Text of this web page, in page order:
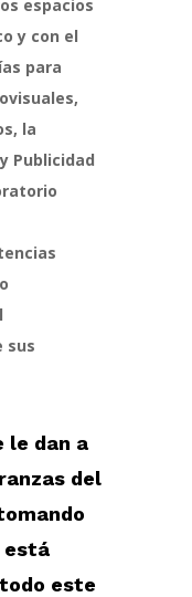
espacios
y con el
para
la
Publicidad
sus
le dan a
del
está
este